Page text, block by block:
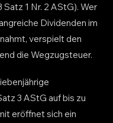
1 Nr. 2 AStG). Wer
Dividenden im
verspielt den
die Wegzugsteuer.
3 AStG auf bis zu
eröffnet sich ein